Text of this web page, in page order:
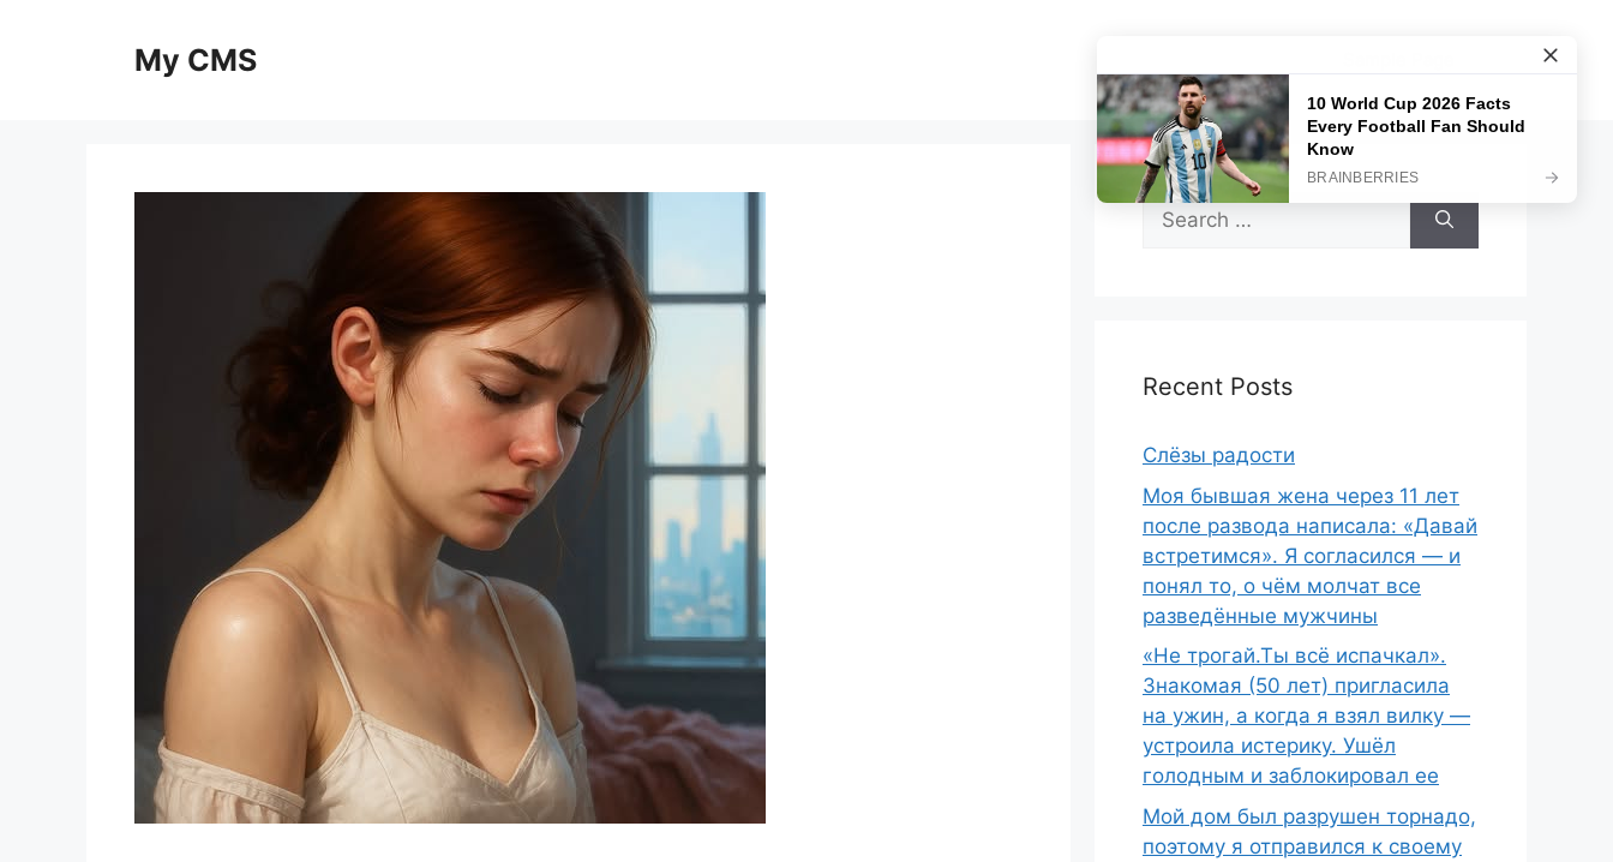
My CMS
Search
for:
Recent Posts
Слёзы радости
Моя бывшая жена через 11 лет
после развода написала: «Давай
встретимся». Я согласился — и
понял то, о чём молчат все
разведённые мужчины
«Не трогай.Ты всё испачкал».
Знакомая (50 лет) пригласила
на ужин, а когда я взял вилку —
устроила истерику. Ушёл
голодным и заблокировал ее
Мой дом был разрушен торнадо,
поэтому я отправился к своему